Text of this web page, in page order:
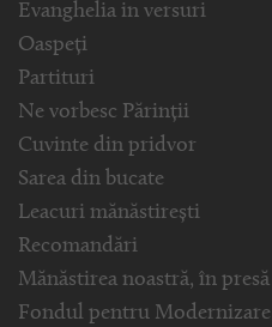
Evanghelia in versuri
Oaspeți
Partituri
Ne vorbesc Părinții
Cuvinte din pridvor
Sarea din bucate
Leacuri mănăstirești
Recomandări
Mănăstirea noastră, în presă
Fondul pentru Modernizare